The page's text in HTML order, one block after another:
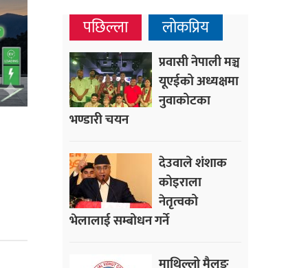
पछिल्ला लोकप्रिय
प्रवासी नेपाली मञ्च
यूएईको अध्यक्षमा
नुवाकोटका
भण्डारी चयन
देउवाले शंशाक
कोइराला
नेतृत्वको
भेलालाई सम्बोधन गर्ने